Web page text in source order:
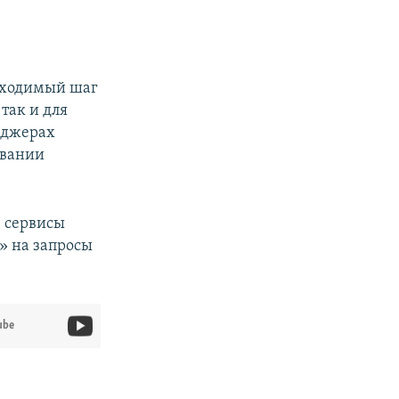
шаг
и для
на запросы